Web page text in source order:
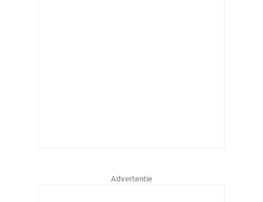
Advertentie